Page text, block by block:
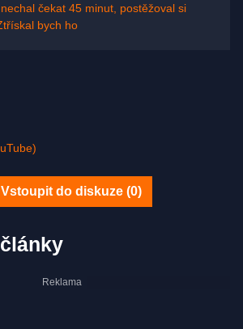
čekat 45 minut, postěžoval si
bych ho
Vstoupit do diskuze (0)